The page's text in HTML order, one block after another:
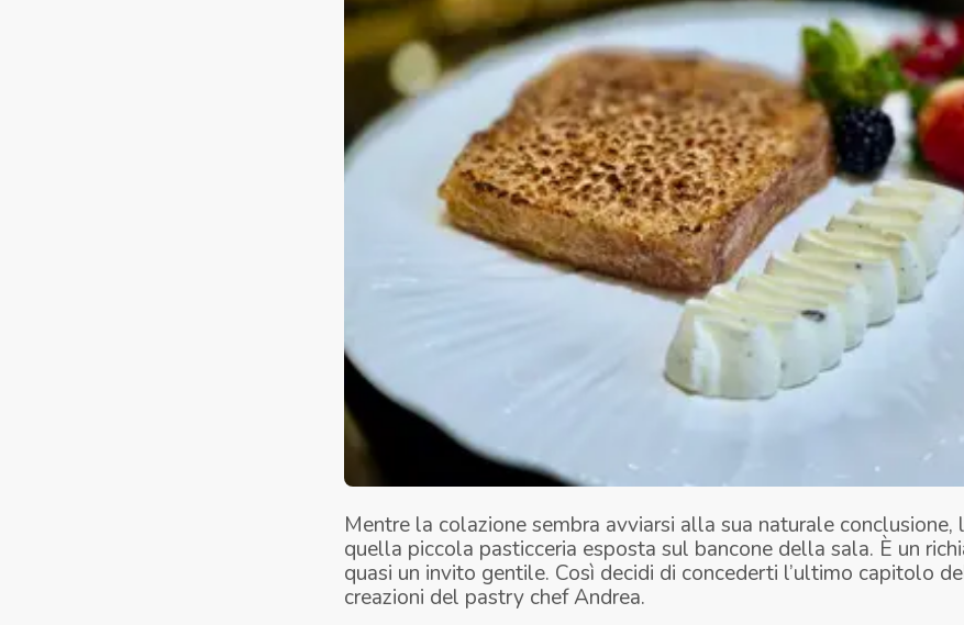
Mentre la colazione sembra avviarsi alla sua naturale conclusione,
quella piccola pasticceria esposta sul bancone della sala. È un
quasi un invito gentile. Così decidi di concederti l’ultimo capitolo
creazioni del pastry chef Andrea.